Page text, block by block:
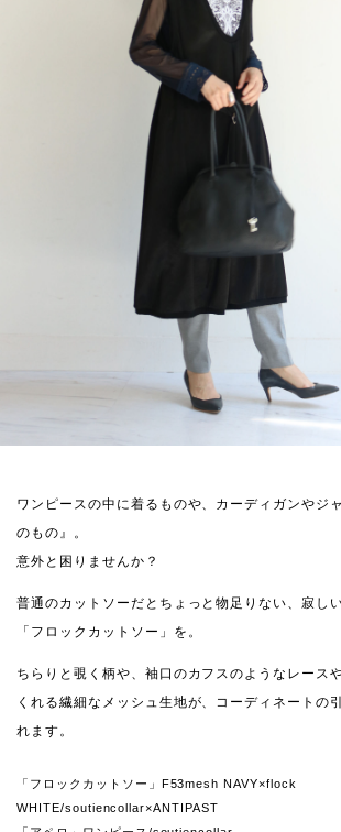
ワンピースの中に着るものや、カーディガンやジ
のもの』。
意外と困りませんか？
普通のカットソーだとちょっと物足りない、寂し
「フロックカットソー」を。
ちらりと覗く柄や、袖口のカフスのようなレース
くれる繊細なメッシュ生地が、コーディネートの
れます。
「フロックカットソー」F53mesh NAVY×flock
WHITE/soutiencollar×ANTIPAST